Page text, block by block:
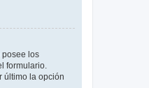
posee los
formulario.
último la opción